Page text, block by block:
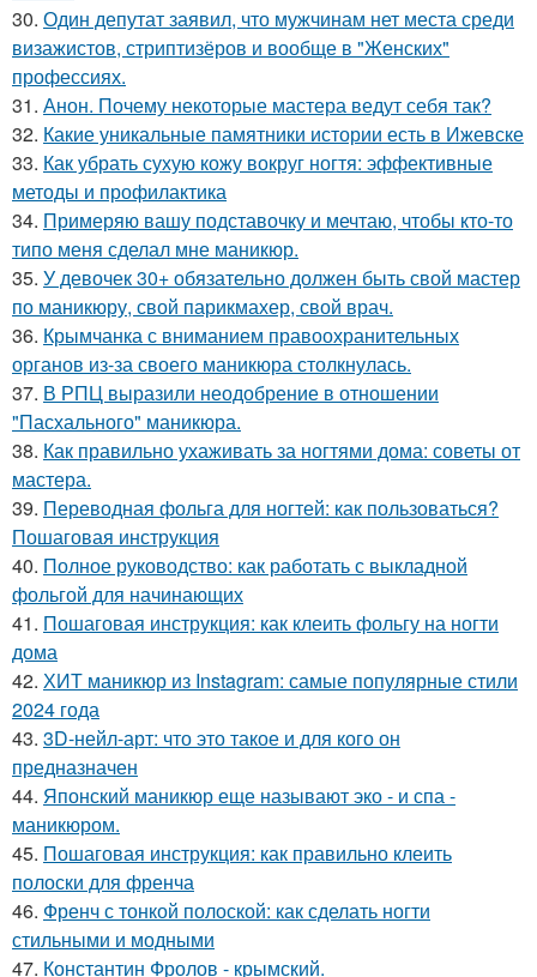
30. Один депутат заявил, что мужчинам нет места среди
визажистов, стриптизёров и вообще в "Женских"
профессиях.
31. Анон. Почему некоторые мастера ведут себя так?
32. Какие уникальные памятники истории есть в Ижевске
33. Как убрать сухую кожу вокруг ногтя: эффективные
методы и профилактика
34. Примеряю вашу подставочку и мечтаю, чтобы кто-то
типо меня сделал мне маникюр.
35. У девочек 30+ обязательно должен быть свой мастер
по маникюру, свой парикмахер, свой врач.
36. Крымчанка с вниманием правоохранительных
органов из-за своего маникюра столкнулась.
37. В РПЦ выразили неодобрение в отношении
"Пасхального" маникюра.
38. Как правильно ухаживать за ногтями дома: советы от
мастера.
39. Переводная фольга для ногтей: как пользоваться?
Пошаговая инструкция
40. Полное руководство: как работать с выкладной
фольгой для начинающих
41. Пошаговая инструкция: как клеить фольгу на ногти
дома
42. ХИТ маникюр из Instagram: самые популярные стили
2024 года
43. 3D-нейл-арт: что это такое и для кого он
предназначен
44. Японский маникюр еще называют эко - и спа -
маникюром.
45. Пошаговая инструкция: как правильно клеить
полоски для френча
46. Френч с тонкой полоской: как сделать ногти
стильными и модными
47. Константин Фролов - крымский.